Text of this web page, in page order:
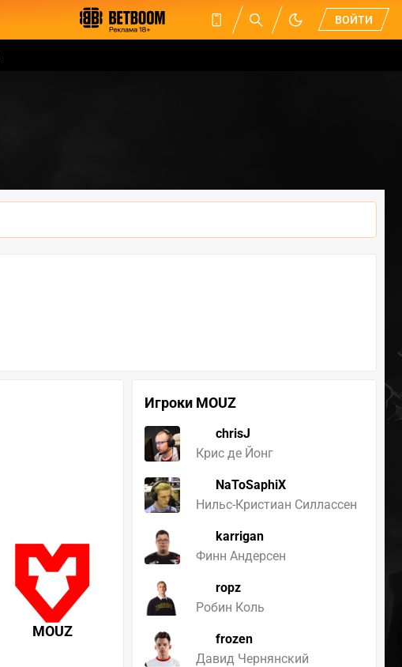
ВОЙТИ
Игроки MOUZ
chrisJ
Крис де Йонг
NaToSaphiX
Нильс-Кристиан Силлассен
karrigan
Финн Андерсен
ropz
Робин Коль
frozen
Давид Чернянский
MOUZ